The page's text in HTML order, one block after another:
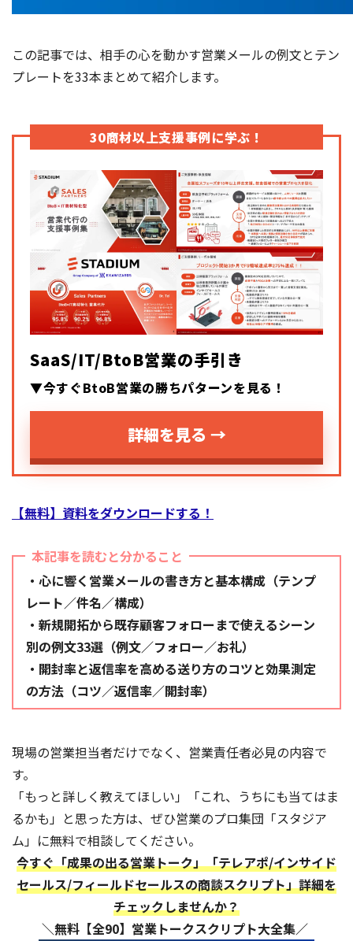
この記事では、相手の心を動かす営業メールの例文とテン
プレートを33本まとめて紹介します。
30商材以上支援事例に学ぶ！
SaaS/IT/BtoB営業の手引き
▼今すぐBtoB営業の勝ちパターンを見る！
詳細を見る →
【無料】資料をダウンロードする！
本記事を読むと分かること
・心に響く営業メールの書き方と基本構成（テンプ
レート／件名／構成）
・新規開拓から既存顧客フォローまで使えるシーン
別の例文33選（例文／フォロー／お礼）
・開封率と返信率を高める送り方のコツと効果測定
の方法（コツ／返信率／開封率）
現場の営業担当者だけでなく、営業責任者必見の内容で
す。
「もっと詳しく教えてほしい」「これ、うちにも当てはま
るかも」と思った方は、ぜひ営業のプロ集団「スタジア
ム」に無料で相談してください。
今すぐ「成果の出る営業トーク」「テレアポ/インサイド
セールス/フィールドセールスの商談スクリプト」詳細を
チェックしませんか？
＼無料【全90】営業トークスクリプト大全集／